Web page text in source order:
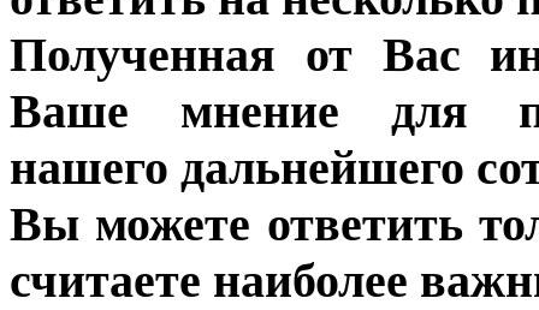
Полученная от Вас
Ваше мнение для
нашего дальнейшего
Вы можете ответить
считаете наиболее